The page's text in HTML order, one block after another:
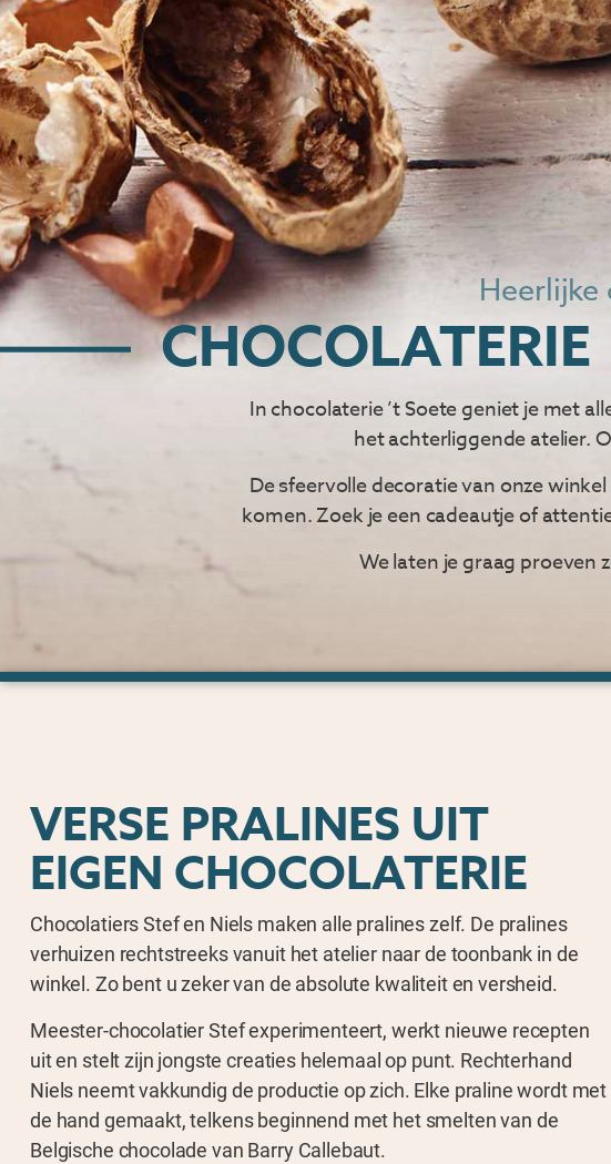
CHOCOLATERIE
In chocolaterie ’t Soete geniet je met
het achterliggende atelier.
De sfeervolle decoratie van onze
komen. Zoek je een cadeautje of
We laten je graag proeven
VERSE PRALINES UIT
EIGEN CHOCOLATERIE
Chocolatiers Stef en Niels maken alle pralines zelf. De pralines
verhuizen rechtstreeks vanuit het atelier naar de toonbank in de
winkel. Zo bent u zeker van de absolute kwaliteit en versheid.
Meester-chocolatier Stef experimenteert, werkt nieuwe recepten
uit en stelt zijn jongste creaties helemaal op punt. Rechterhand
Niels neemt vakkundig de productie op zich. Elke praline wordt met
de hand gemaakt, telkens beginnend met het smelten van de
Belgische chocolade van Barry Callebaut.